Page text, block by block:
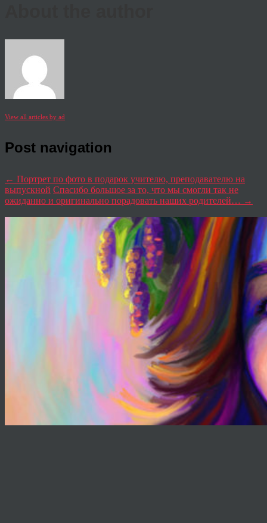
View all articles by ad
Post navigation
← Портрет по фото в подарок учителю, преподавателю на
выпускной Спасибо большое за то, что мы смогли так не
ожиданно и оригинально порадовать наших родителей… →